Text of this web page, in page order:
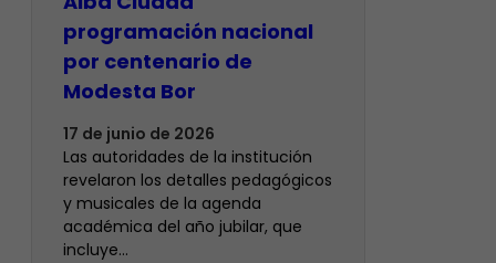
programación nacional
por centenario de
Modesta Bor
17 de junio de 2026
Las autoridades de la institución
revelaron los detalles pedagógicos
y musicales de la agenda
académica del año jubilar, que
incluye…